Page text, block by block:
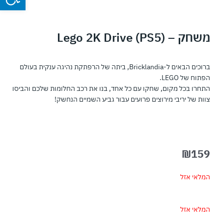
משחק – Lego 2K Drive (PS5)
ברוכים הבאים ל-Bricklandia, ביתה של הרפתקת נהיגה ענקית בעולם
הפתוח של LEGO.
התחרו בכל מקום, שחקו עם כל אחד, בנו את רכב החלומות שלכם והביסו
צוות של יריבי מירוצים פרועים עבור גביע השמיים הנחשק!
₪159
המלאי אזל
המלאי אזל